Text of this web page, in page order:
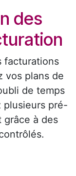
des
facturations
vos plans de
de temps
plusieurs pré-
grâce à des